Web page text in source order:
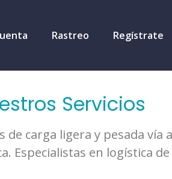
Rastreo Regístrate
Servicios
carga ligera y pesada
Especialistas en logística de